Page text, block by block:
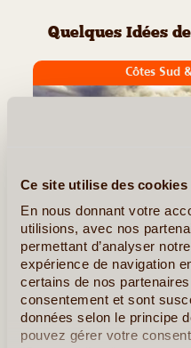
Ce site utilise des cookies
En nous donnant votre
utilisions, avec nos
permettant d’analyser
expérience de navigation
certains de nos
consentement et sont
données selon le principe
pouvez gérer votre
Quelques Idées
Côtes Sud
6J/5N
Considérant sa durée, ce